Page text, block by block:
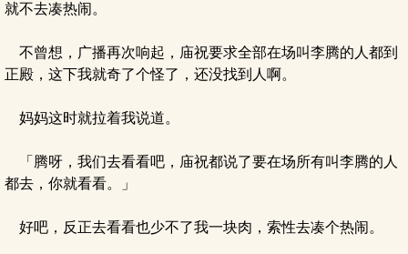
就不去凑热闹。
不曾想，广播再次响起，庙祝要求全部在场叫李腾的人都到
正殿，这下我就奇了个怪了，还没找到人啊。
妈妈这时就拉着我说道。
「腾呀，我们去看看吧，庙祝都说了要在场所有叫李腾的人
都去，你就看看。」
好吧，反正去看看也少不了我一块肉，索性去凑个热闹。